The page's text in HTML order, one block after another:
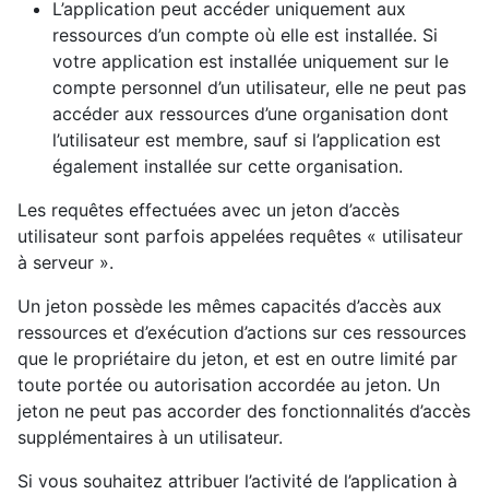
L’application peut accéder uniquement aux
ressources d’un compte où elle est installée. Si
votre application est installée uniquement sur le
compte personnel d’un utilisateur, elle ne peut pas
accéder aux ressources d’une organisation dont
l’utilisateur est membre, sauf si l’application est
également installée sur cette organisation.
Les requêtes effectuées avec un jeton d’accès
utilisateur sont parfois appelées requêtes « utilisateur
à serveur ».
Un jeton possède les mêmes capacités d’accès aux
ressources et d’exécution d’actions sur ces ressources
que le propriétaire du jeton, et est en outre limité par
toute portée ou autorisation accordée au jeton. Un
jeton ne peut pas accorder des fonctionnalités d’accès
supplémentaires à un utilisateur.
Si vous souhaitez attribuer l’activité de l’application à